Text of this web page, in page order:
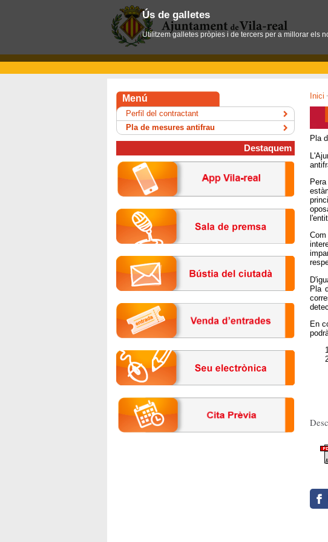
Inici
Pla
Pla
En
Menú
Perfil del contractant
Pla de mesures antifrau
Destaquem
Ús de galletes
Utilitzem galletes pròpies i de tercers per a millorar els